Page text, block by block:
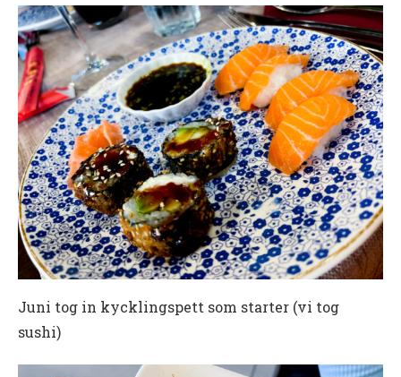
Juni tog in kycklingspett som starter (vi tog
sushi)